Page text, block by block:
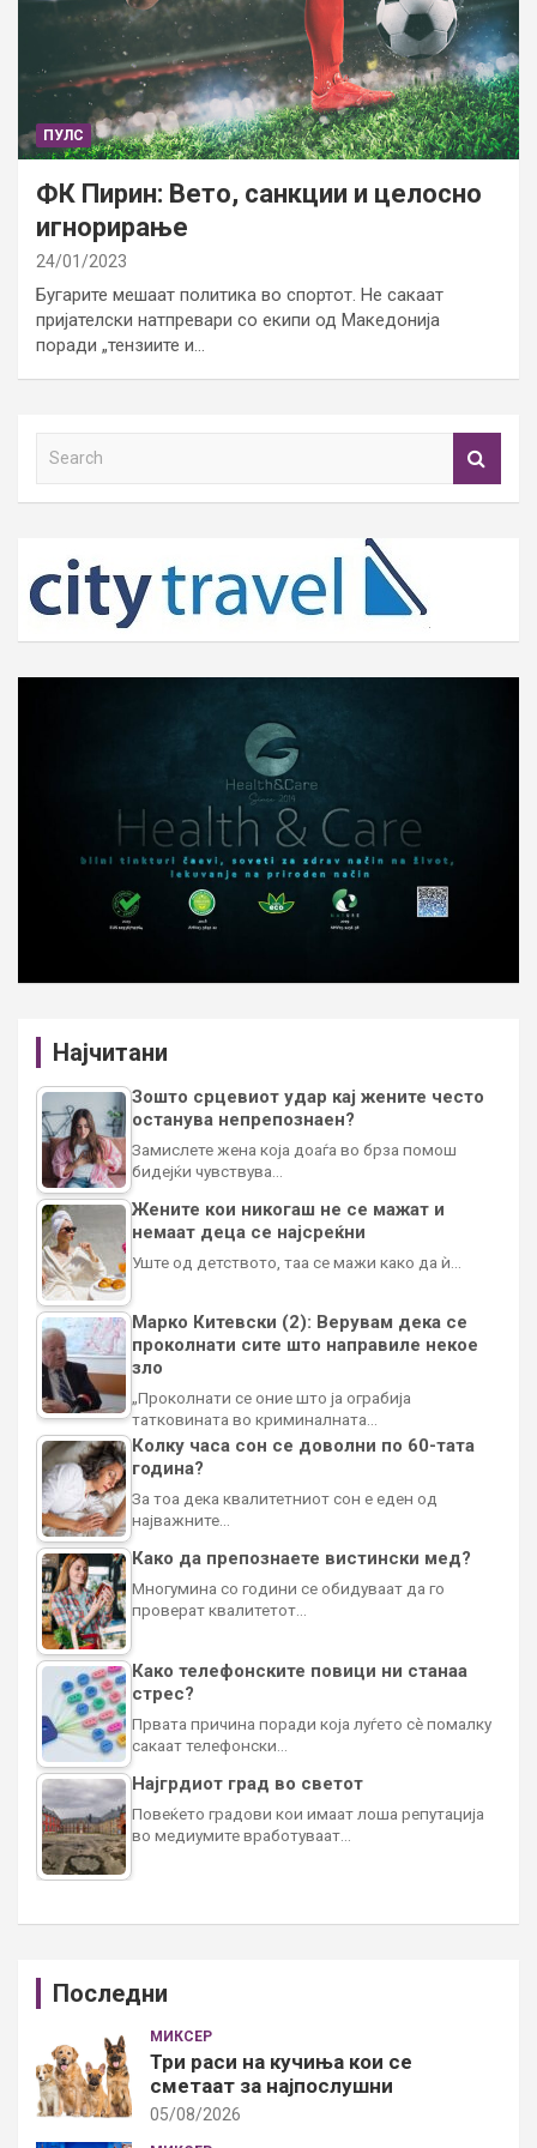
ПУЛС
ФК Пирин: Вето, санкции и целосно
игнорирање
24/01/2023
Бугарите мешаат политика во спортот. Не сакаат
пријателски натпревари со екипи од Македонија
поради „тензиите и…
h
Најчитани
Зошто срцевиот удар кај жените често
останува непрепознаен?
Замислете жена која доаѓа во брза помош
бидејќи чувствува…
Жените кои никогаш не се мажат и
немаат деца се најсреќни
Уште од детството, таа се мажи како да ѝ…
Марко Китевски (2): Верувам дека се
проколнати сите што направиле некое
зло
„Проколнати се оние што ја ограбија
татковината во криминалната…
Колку часа сон се доволни по 60-тата
година?
За тоа дека квалитетниот сон е еден од
најважните…
Како да препознаете вистински мед?
Многумина со години се обидуваат да го
проверат квалитетот…
Како телефонските повици ни станаа
стрес?
Првата причина поради која луѓето сè помалку
сакаат телефонски…
Најгрдиот град во светот
Повеќето градови кои имаат лоша репутација
во медиумите вработуваат…
Последни
МИКСЕР
Три раси на кучиња кои се
сметаат за најпослушни
05/08/2026